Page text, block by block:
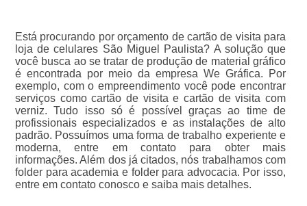
Está procurando por orçamento de cartão de visita para
loja de celulares São Miguel Paulista? A solução que
você busca ao se tratar de produção de material gráfico
é encontrada por meio da empresa We Gráfica. Por
exemplo, com o empreendimento você pode encontrar
serviços como cartão de visita e cartão de visita com
verniz. Tudo isso só é possível graças ao time de
profissionais especializados e as instalações de alto
padrão. Possuímos uma forma de trabalho experiente e
moderna, entre em contato para obter mais
informações. Além dos já citados, nós trabalhamos com
folder para academia e folder para advocacia. Por isso,
entre em contato conosco e saiba mais detalhes.